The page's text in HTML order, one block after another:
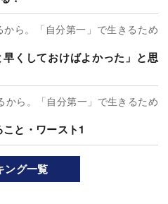
ら。「自分第一」で生きるため
くしておけばよかった」と思
から。「自分第一」で生きるため
と・ワースト1
ング一覧